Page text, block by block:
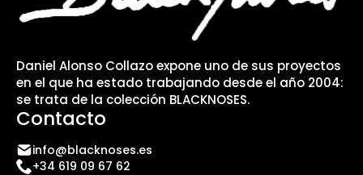
Daniel Alonso Collazo expone uno de sus proyectos
en el que ha estado trabajando desde el año 2004:
se trata de la colección BLACKNOSES.
Contacto
info@blacknoses.es
+34 619 09 67 62